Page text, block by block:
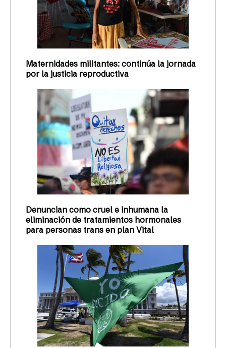
Maternidades militantes: continúa la jornada
por la justicia reproductiva
Denuncian como cruel e inhumana la
eliminación de tratamientos hormonales
para personas trans en plan Vital